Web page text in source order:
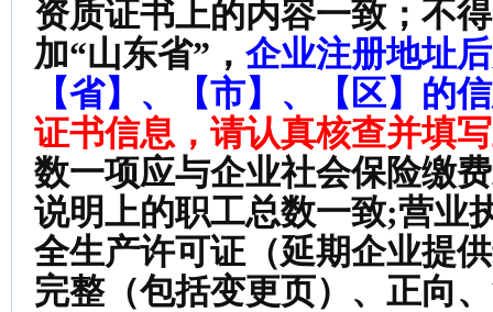
资质证书上的内容一致；不
加“山东省”， 企业注册地址
【省】、【市】、【区】的
证书信息，请认真核查并填
数一项应与企业社会保险缴
说明上的职工总数一致;营业
全生产许可证（延期企业提
完整（包括变更页）、正向